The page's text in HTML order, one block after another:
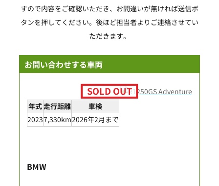
すので内容をご確認いただき、お間違いが無ければ送信ボ
タンを押してください。後ほど担当者よりご連絡させてい
ただきます。
お問い合わせする車両
年式走行距離
車検
20237,330km2026年2月まで
BMW